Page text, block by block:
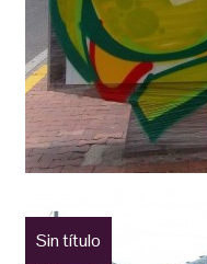
Sin título